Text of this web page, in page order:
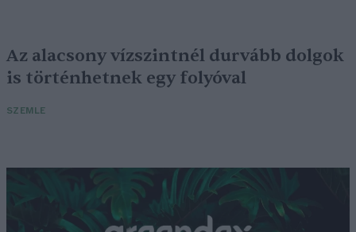
Az alacsony vízszintnél durvább dolgok
is történhetnek egy folyóval
SZEMLE